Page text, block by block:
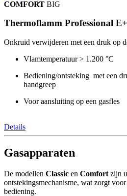
COMFORT BIG
Thermoflamm Professional
Onkruid verwijderen met een druk op
Vlamtemperatuur > 1.200 °C
Bediening/ontsteking met een
handgreep
Voor aansluiting op een gasfles
Details
Gasapparaten
De modellen Classic en Comfort zijn
ontstekingsmechanisme, wat zorgt
bediening.